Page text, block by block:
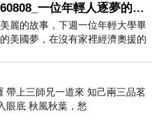
小朱週記 20260808_一位年輕人逐夢的真實故事
麗的故事，下週一位年輕大學畢
美國夢，在沒有家裡經濟奧援的
努力工作累積出國基
帶上三師兄一道來 知己兩三品茗
眼底 秋風秋葉，愁